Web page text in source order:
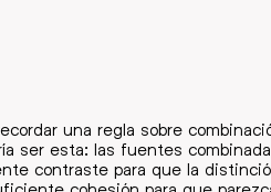
una regla sobre
ser esta: las fuentes
contraste para que la